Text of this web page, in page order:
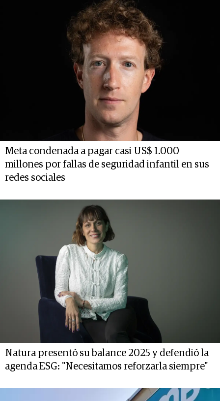
Meta condenada a pagar casi US$ 1.000
millones por fallas de seguridad infantil en sus
redes sociales
Natura presentó su balance 2025 y defendió la
agenda ESG: "Necesitamos reforzarla siempre"